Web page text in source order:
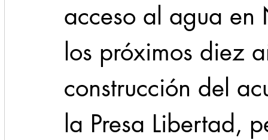
acceso al agua en
los próximos diez
construcción del
la Presa Libertad,